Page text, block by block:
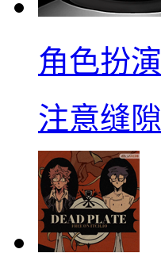
角色扮演
注意缝隙